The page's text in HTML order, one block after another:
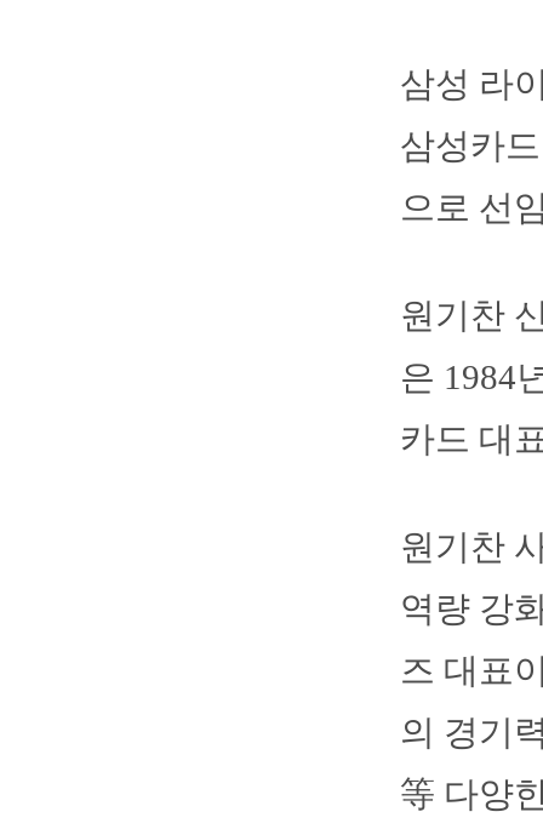
삼성 라
삼성카
으로 선
원기찬
은 1984
카드 대
원기찬
역량 강
즈 대표
의 경기
等 다양